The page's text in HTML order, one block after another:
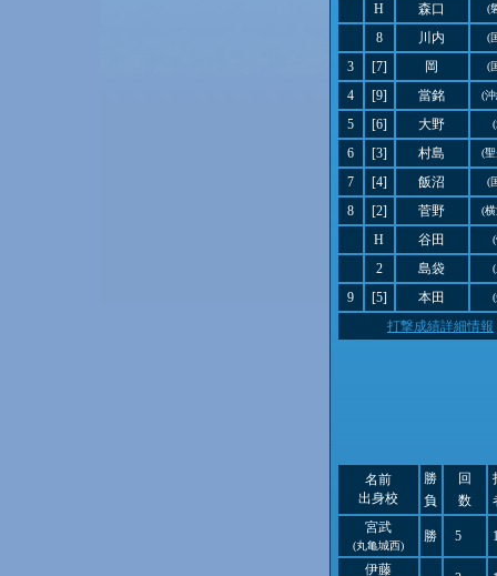
H 森口 (
8 川内 (
3 [7] 岡 (
4 [9] 當銘 (
5 [6] 大野
6 [3] 村島 (
7 [4] 飯沼 (
8 [2] 菅野 (
H 谷田
2 島袋
9 [5] 本田
打撃成績詳細情報
名前
出身校
勝
負
回
数
宮武
(丸亀城西)
勝 5
伊藤